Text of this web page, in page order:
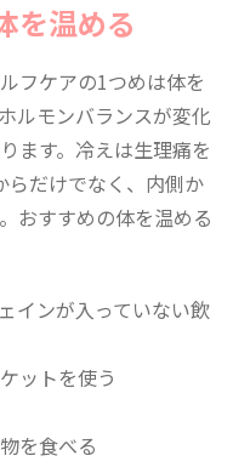
を温める
フケアの1つめは体を
ルモンバランスが変化
ます。冷えは生理痛を
らだけでなく、内側か
おすすめの体を温める
インが入っていない飲
ットを使う
を食べる